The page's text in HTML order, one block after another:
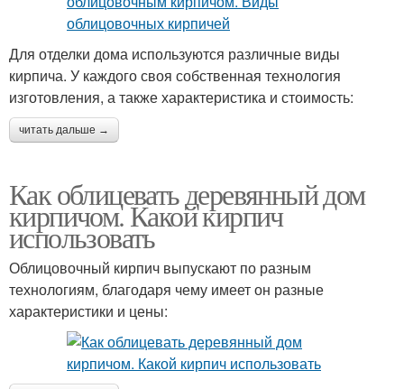
Для отделки дома используются различные виды
кирпича. У каждого своя собственная технология
изготовления, а также характеристика и стоимость:
читать дальше →
Как облицевать деревянный дом
кирпичом. Какой кирпич
использовать
Облицовочный кирпич выпускают по разным
технологиям, благодаря чему имеет он разные
характеристики и цены: